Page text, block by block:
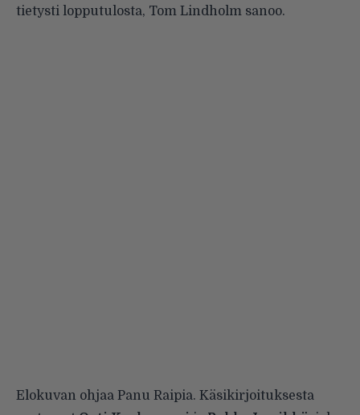
tietysti lopputulosta, Tom Lindholm sanoo.
Elokuvan ohjaa Panu Raipia. Käsikirjoituksesta